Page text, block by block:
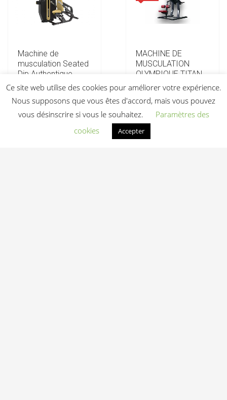
Machine de
musculation Seated
Dip Authentique
Prix sur devis
Voir la fiche
MACHINE DE
MUSCULATION
OLYMPIQUE TITAN
PULL DOWN
3 500,00€ Le
prix
initial
2 850,00€
Le
prix
actuel
HT
Ce site web utilise des cookies pour améliorer votre expérience.
Nous supposons que vous êtes d'accord, mais vous pouvez
vous désinscrire si vous le souhaitez.
Paramètres des
cookies
Accepter